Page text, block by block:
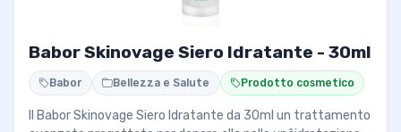
Babor Skinovage Siero Idratante - 30ml
Babor Bellezza e Salute Prodotto cosmetico
Il Babor Skinovage Siero Idratante da 30ml un trattamento